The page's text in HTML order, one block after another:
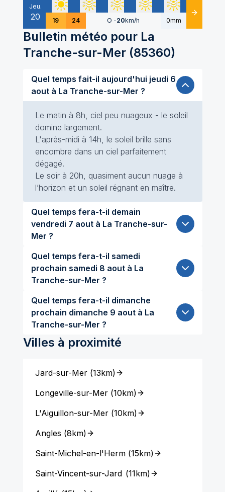
Jeu.
20 19 24 O -20km/h 0mm Détails
Bulletin météo pour La
Tranche-sur-Mer(85360)
Quel temps fait-il aujourd'hui jeudi 6
aout à La Tranche-sur-Mer ?
Le matin à 8h, ciel peu nuageux - le soleil
domine largement.
L'après-midi à 14h, le soleil brille sans
encombre dans un ciel parfaitement
dégagé.
Le soir à 20h, quasiment aucun nuage à
l’horizon et un soleil régnant en maître.
Quel temps fera-t-il demain
vendredi 7 aout à La Tranche-sur-
Mer ?
Quel temps fera-t-il samedi
prochain samedi 8 aout à La
Tranche-sur-Mer ?
Quel temps fera-t-il dimanche
prochain dimanche 9 aout à La
Tranche-sur-Mer ?
Villes à proximité
Jard-sur-Mer(13km)
Longeville-sur-Mer(10km)
L'Aiguillon-sur-Mer(10km)
Angles (8km)
Saint-Michel-en-l'Herm(15km)
Saint-Vincent-sur-Jard (11km)